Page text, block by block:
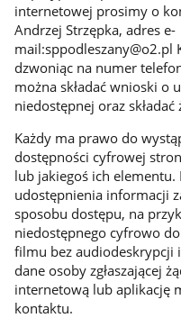
internetowej prosimy o
Andrzej Strzępka, adres e-
mail:sppodleszany@o2.pl
dzwoniąc na numer
można składać wnioski o
niedostępnej oraz
Każdy ma prawo do
dostępności cyfrowej
lub jakiegoś ich elementu.
udostępnienia informacji
sposobu dostępu, na
niedostępnego cyfrowo
filmu bez audiodeskrypcji
dane osoby zgłaszającej
internetową lub aplikację
kontaktu.